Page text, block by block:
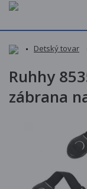
Detský tovar
Ruhhy
zábrana